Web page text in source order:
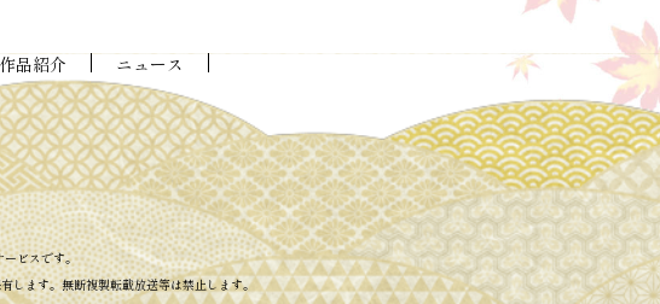
作品紹介 ニュース
ービスです。
します。無断複製転載放送等は禁止します。